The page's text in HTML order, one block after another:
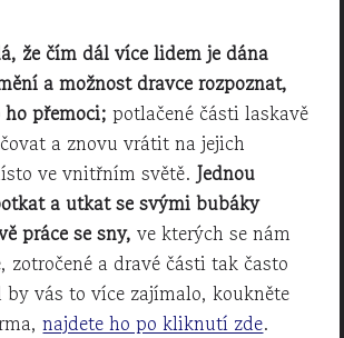
že čím dál více lidem je dána
a možnost dravce rozpoznat,
ho přemoci;potlačené části laskavě
a znovu vrátit na jejich
ve vnitřním světě. Jednou
a utkat se svými bubáky
práce se sny, ve kterých se nám
zotročené a dravé části tak často
by vás to více zajímalo, koukněte
najdete ho po kliknutí zde.